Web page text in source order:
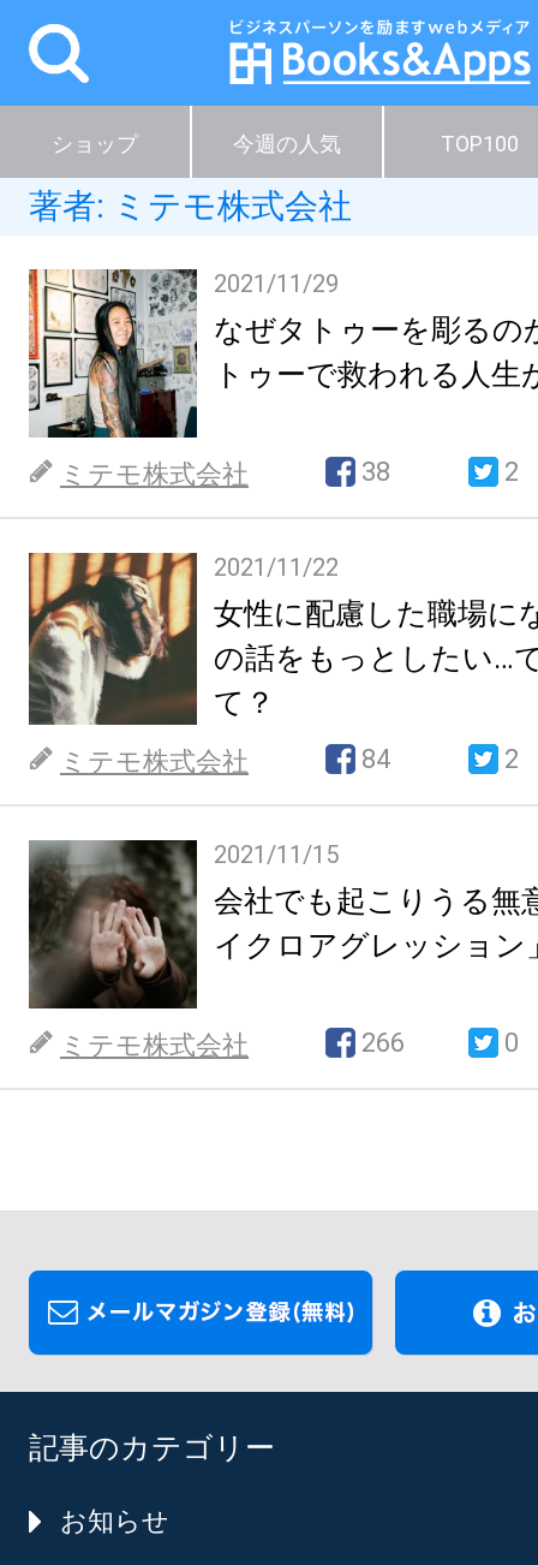
ショップ 今週の人気 TOP100
著者: ミテモ株式会社
2021/11/29
なぜタトゥーを彫るの
トゥーで救われる人生
ミテモ株式会社 38 2
2021/11/22
女性に配慮した職場に
の話をもっとしたい…
て？
ミテモ株式会社 84 2
2021/11/15
会社でも起こりうる無
イクロアグレッション
ミテモ株式会社 266 0
記事のカテゴリー
お知らせ